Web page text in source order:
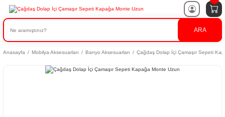
ARA
Anasayfa Mobilya Aksesuarları Banyo Aksesuarları Çağdaş Dolap İçi Çamaşır Sepeti